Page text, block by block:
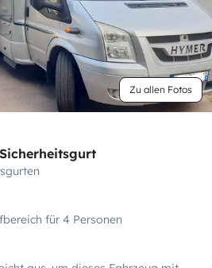
Zu allen Fotos
für 4 Personen